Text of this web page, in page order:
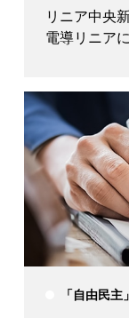
リニア中央
電導リニア
「自由民主」